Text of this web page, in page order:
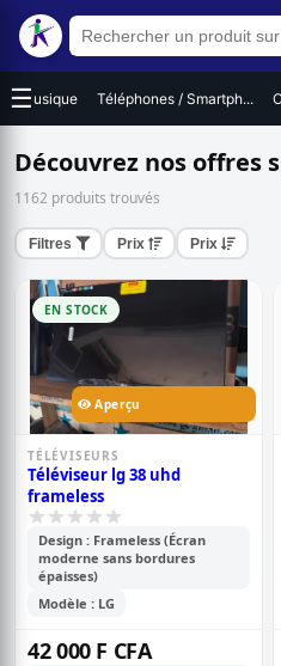
☰
/ Musique Téléphones / Smartph...
Découvrez nos offres
1162 produits trouvés
Filtres Prix Prix
EN STOCK
Aperçu
TÉLÉVISEURS
Téléviseur lg 38 uhd
frameless
Design : Frameless (Écran
moderne sans bordures
épaisses)
Modèle : LG
42 000 F CFA